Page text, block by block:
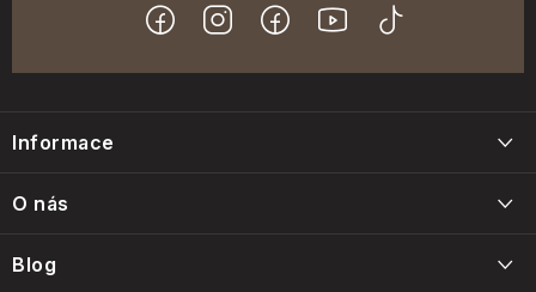
pInformace
Kontakty
O nás
Volná místa
Blog